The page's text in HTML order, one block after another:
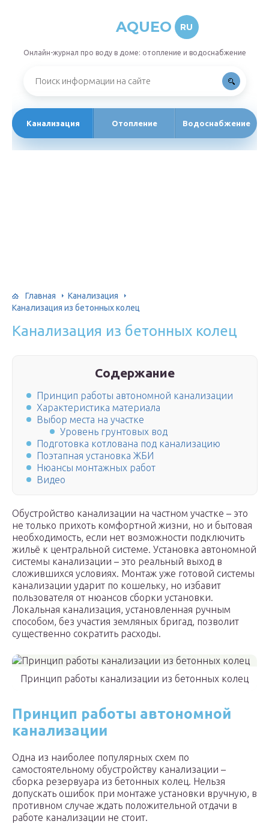
AQUEO RU
Онлайн-журнал про воду в доме: отопление и водоснабжение
Канализация Отопление Водоснабжение
Главная
Канализация
Канализация из бетонных колец
Канализация из бетонных колец
Содержание
Принцип работы автономной канализации
Характеристика материала
Выбор места на участке
Уровень грунтовых вод
Подготовка котлована под канализацию
Поэтапная установка ЖБИ
Нюансы монтажных работ
Видео
Обустройство канализации на частном участке – это
не только прихоть комфортной жизни, но и бытовая
необходимость, если нет возможности подключить
жильё к центральной системе. Установка автономной
системы канализации – это реальный выход в
сложившихся условиях. Монтаж уже готовой системы
канализации ударит по кошельку, но избавит
пользователя от нюансов сборки установки.
Локальная канализация, установленная ручным
способом, без участия земляных бригад, позволит
существенно сократить расходы.
Принцип работы канализации из бетонных колец
Принцип работы автономной
канализации
Одна из наиболее популярных схем по
самостоятельному обустройству канализации –
сборка резервуара из бетонных колец. Нельзя
допускать ошибок при монтаже установки вручную, в
противном случае ждать положительной отдачи в
работе канализации не стоит.